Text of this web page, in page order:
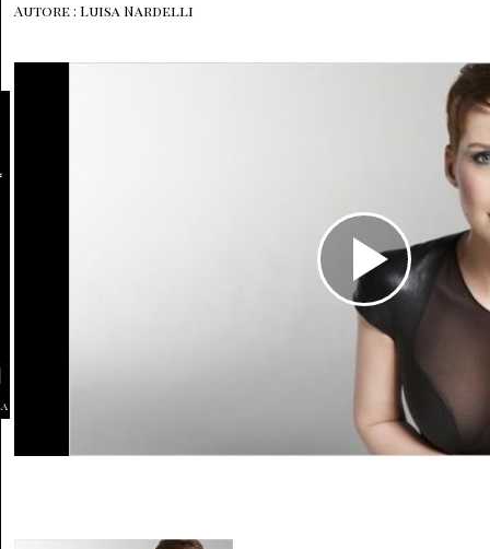
Autore : Luisa Nardelli